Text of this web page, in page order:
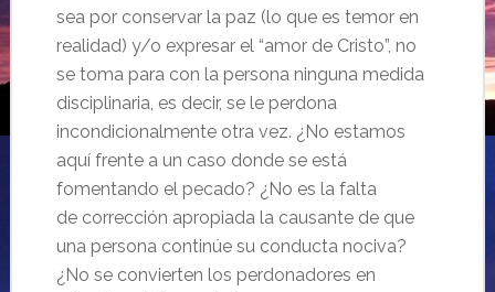
sea por conservar la paz (lo que es temor en
realidad) y/o expresar el “amor de Cristo”, no
se toma para con la persona ninguna medida
disciplinaria, es decir, se le perdona
incondicionalmente otra vez. ¿No estamos
aquí frente a un caso donde se está
fomentando el pecado? ¿No es la falta
de corrección apropiada la causante de que
una persona continúe su conducta nociva?
¿No se convierten los perdonadores en